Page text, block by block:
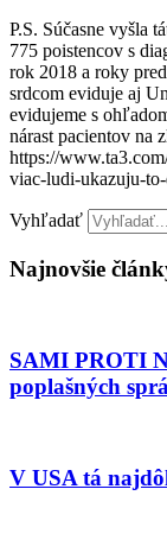
P.S. Súčasne vyšla
775 poistencov s
rok 2018 a roky
srdcom eviduje aj
evidujeme s
nárast pacientov na
https://
viac-ludi-ukazuju-
Vyhľadať
Najnovšie
SAMI PROTI
poplašných
V USA tá